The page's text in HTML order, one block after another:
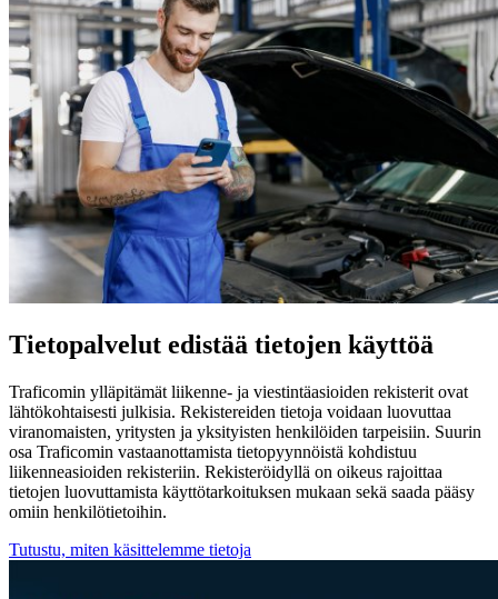
Tietopalvelut edistää tietojen käyttöä
Traficomin ylläpitämät liikenne- ja viestintäasioiden rekisterit ovat
lähtökohtaisesti julkisia. Rekistereiden tietoja voidaan luovuttaa
viranomaisten, yritysten ja yksityisten henkilöiden tarpeisiin. Suurin
osa Traficomin vastaanottamista tietopyynnöistä kohdistuu
liikenneasioiden rekisteriin. Rekisteröidyllä on oikeus rajoittaa
tietojen luovuttamista käyttötarkoituksen mukaan sekä saada pääsy
omiin henkilötietoihin.
Tutustu, miten käsittelemme tietoja